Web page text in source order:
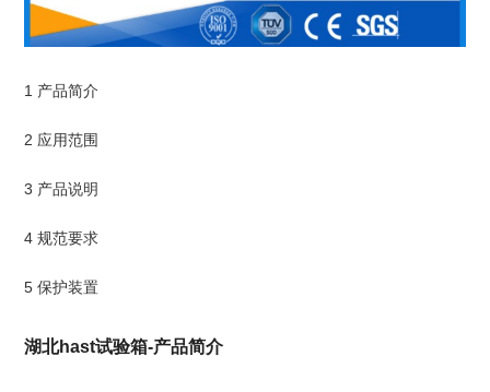
1 产品简介
2 应用范围
3 产品说明
4 规范要求
5 保护装置
湖北hast试验箱-产品简介